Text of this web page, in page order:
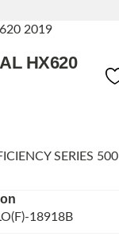
HX620
SERIES 500
18918B